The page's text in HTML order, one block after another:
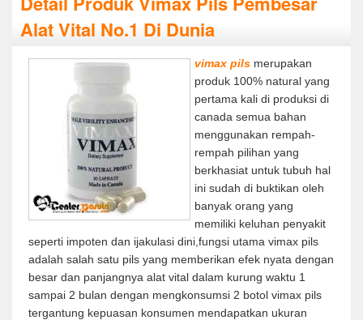
Alat Vital No.1 Di Dunia
vimax pils merupakan
produk 100% natural yang
pertama kali di produksi di
canada semua bahan
menggunakan rempah-
rempah pilihan yang
berkhasiat untuk tubuh hal
ini sudah di buktikan oleh
banyak orang yang
memiliki keluhan penyakit
seperti impoten dan ijakulasi dini,fungsi utama vimax pils
adalah salah satu pils yang memberikan efek nyata dengan
besar dan panjangnya alat vital dalam kurung waktu 1
sampai 2 bulan dengan mengkonsumsi 2 botol vimax pils
tergantung kepuasan konsumen mendapatkan ukuran